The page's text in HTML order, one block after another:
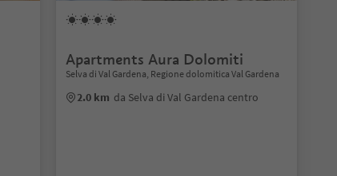
Apartments Aura Dolomiti
Selva di Val Gardena, Regione dolomitica Val Gardena
2.0 km da Selva di Val Gardena centro